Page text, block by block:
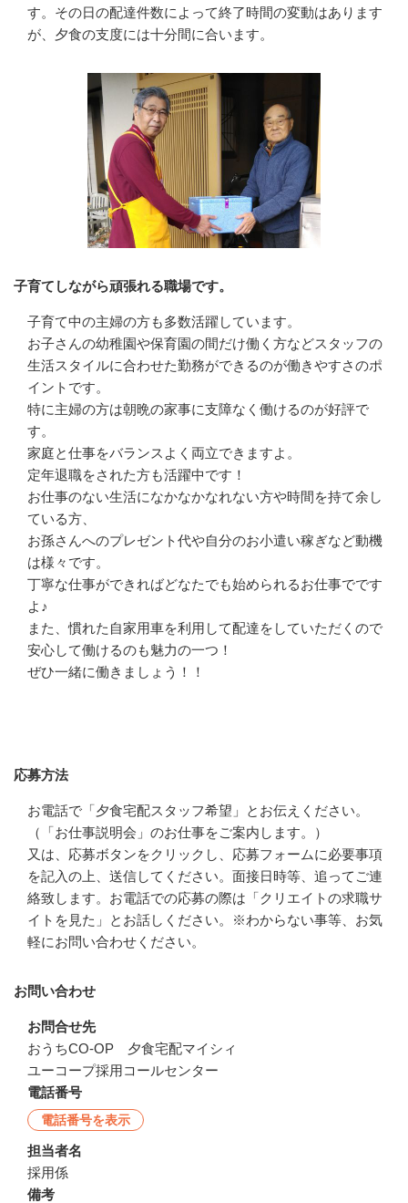
す。その日の配達件数によって終了時間の変動はあります
が、夕食の支度には十分間に合います。
子育てしながら頑張れる職場です。
子育て中の主婦の方も多数活躍しています。
お子さんの幼稚園や保育園の間だけ働く方などスタッフの
生活スタイルに合わせた勤務ができるのが働きやすさのポ
イントです。
特に主婦の方は朝晩の家事に支障なく働けるのが好評で
す。
家庭と仕事をバランスよく両立できますよ。
定年退職をされた方も活躍中です！
お仕事のない生活になかなかなれない方や時間を持て余し
ている方、
お孫さんへのプレゼント代や自分のお小遣い稼ぎなど動機
は様々です。
丁寧な仕事ができればどなたでも始められるお仕事でです
よ♪
また、慣れた自家用車を利用して配達をしていただくので
安心して働けるのも魅力の一つ！
ぜひ一緒に働きましょう！！
応募方法
お電話で「夕食宅配スタッフ希望」とお伝えください。
（「お仕事説明会」のお仕事をご案内します。）
又は、応募ボタンをクリックし、応募フォームに必要事項
を記入の上、送信してください。面接日時等、追ってご連
絡致します。お電話での応募の際は「クリエイトの求職サ
イトを見た」とお話しください。※わからない事等、お気
軽にお問い合わせください。
お問い合わせ
お問合せ先
おうちCO-OP　夕食宅配マイシィ
ユーコープ採用コールセンター
電話番号
電話番号を表示
担当者名
採用係
備考